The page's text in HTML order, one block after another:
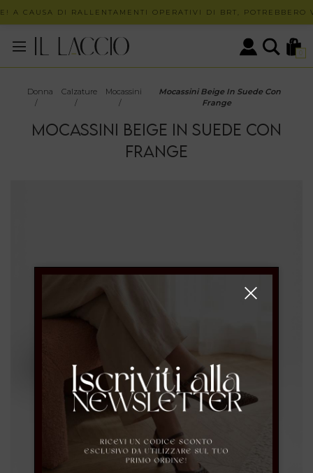
A CAUSA DI RALLENTAMENTI OPERATIVI DI BRT,
0
Donna
/
Calzature
/
Mocassini
/
Mocassini Beige In Suede Con
Frange
MOCASSINI BEIGE IN SUEDE CON
FRANGE